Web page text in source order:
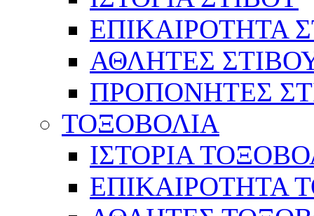
ΕΠΙΚΑΙΡΟΤΗΤΑ
ΑΘΛΗΤΕΣ
ΠΡΟΠΟΝΗΤΕΣ
ΤΟΞΟΒΟΛΙΑ
ΙΣΤΟΡΙΑ
ΕΠΙΚΑΙΡΟΤΗΤΑ